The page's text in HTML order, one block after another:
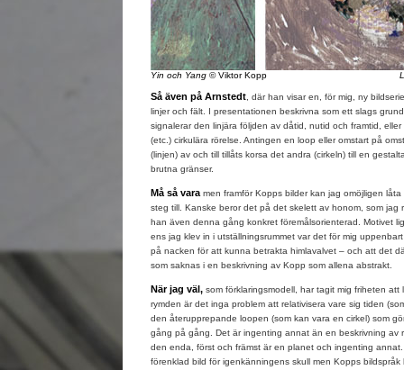
Yin och Yang © Viktor Kopp
Så även på Arnstedt , där han visar en, för mig, ny
linjer och fält. I presentationen beskrivna som ett slags
signalerar den linjära följden av dåtid, nutid och framtid,
(etc.) cirkulära rörelse. Antingen en loop eller omstart på
(linjen) av och till tillåts korsa det andra (cirkeln) till en
brutna gränser.
Må så vara men framför Kopps bilder kan jag omöjligen
steg till. Kanske beror det på det skelett av honom, som jag
han även denna gång konkret föremålsorienterad. Motivet
ens jag klev in i utställningsrummet var det för mig
på nacken för att kunna betrakta himlavalvet – och att det
som saknas i en beskrivning av Kopp som allena abstrakt.
När jag väl, som förklaringsmodell, har tagit mig friheten att
rymden är det inga problem att relativisera vare sig tiden
den återupprepande loopen (som kan vara en cirkel) som
gång på gång. Det är ingenting annat än en beskrivning av
den enda, först och främst är en planet och ingenting
förenklad bild för igenkänningens skull men Kopps